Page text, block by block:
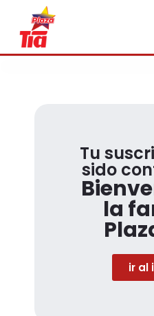
Tu
sido
la
ir al